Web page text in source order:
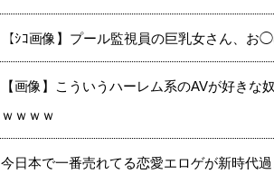
【ｼｺ画像】プール監視員の巨乳女さん、
【画像】こういうハーレム系のAVが好き
ｗｗｗｗ
今日本で一番売れてる恋愛エロゲが新時代